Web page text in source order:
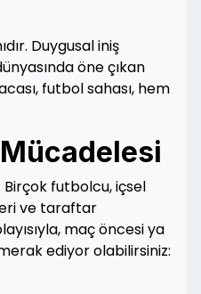
Duygusal iniş
öne çıkan
futbol sahası, hem
futbolcu, içsel
ve taraftar
maç öncesi ya
ediyor olabilirsiniz: